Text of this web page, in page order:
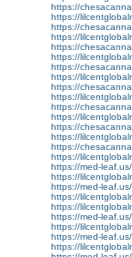
https://
https://
https://
https://
https://
https://
https://
https://
https://
https://
https://
https://
https://
https://
https://
https://
https://med-leaf.us/
https://
https://med-leaf.us/
https://
https://
https://med-leaf.us/
https://
https://med-leaf.us/
https://